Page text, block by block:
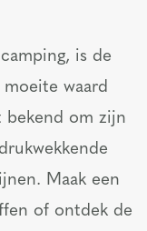
is de
waard
bekend om zijn
Maak een
of ontdek de